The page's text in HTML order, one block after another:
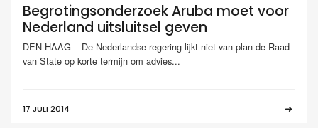
Begrotingsonderzoek Aruba moet voor
Nederland uitsluitsel geven
DEN HAAG – De Nederlandse regering lijkt niet van plan de Raad
van State op korte termijn om advies...
17 JULI 2014